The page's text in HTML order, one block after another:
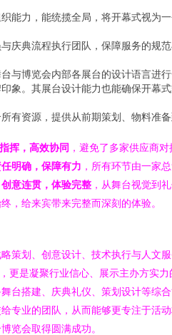
能力，能统揽全局，将开幕式视为
与庆典流程执行团队，保障服务的规
台与博览会内部各展台的设计语言进
象。其展台设计能力也能确保开幕
所有资源，提供从前期策划、物料准
挥，高效协同 ，避免了多家供应商对
明确，保障有力 ，所有环节由一家
创意连贯，体验完整 ，从舞台视觉到
，给来宾带来完整而深刻的体验。
策划、创意设计、技术执行与人文
更是凝聚行业信心、展示主办方实力
台搭建、庆典礼仪、策划设计等综
专业的团队，从而能够更专注于活
览会取得圆满成功。